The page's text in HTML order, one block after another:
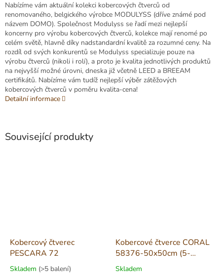
Nabízíme vám aktuální kolekci kobercových čtverců od
renomovaného, belgického výrobce MODULYSS (dříve známé pod
názvem DOMO). Společnost Modulyss se řadí mezi nejlepší
koncerny pro výrobu kobercových čtverců, kolekce mají renomé po
celém světě, hlavně díky nadstandardní kvalitě za rozumné ceny. Na
rozdíl od svých konkurentů se Modulyss specializuje pouze na
výrobu čtverců (nikoli i rolí), a proto je kvalita jednotlivých produktů
na nejvyšší možné úrovni, dneska již včetně LEED a BREEAM
certifikátů. Nabízíme vám tudíž nejlepší výběr zátěžových
kobercových čtverců v poměru kvalita-cena!
Detailní informace
Související produkty
Kobercový čtverec
PESCARA 72
Skladem (>5 balení)
Kobercové čtverce CORAL
58376-50x50cm (5-
995m2) zelený
Skladem